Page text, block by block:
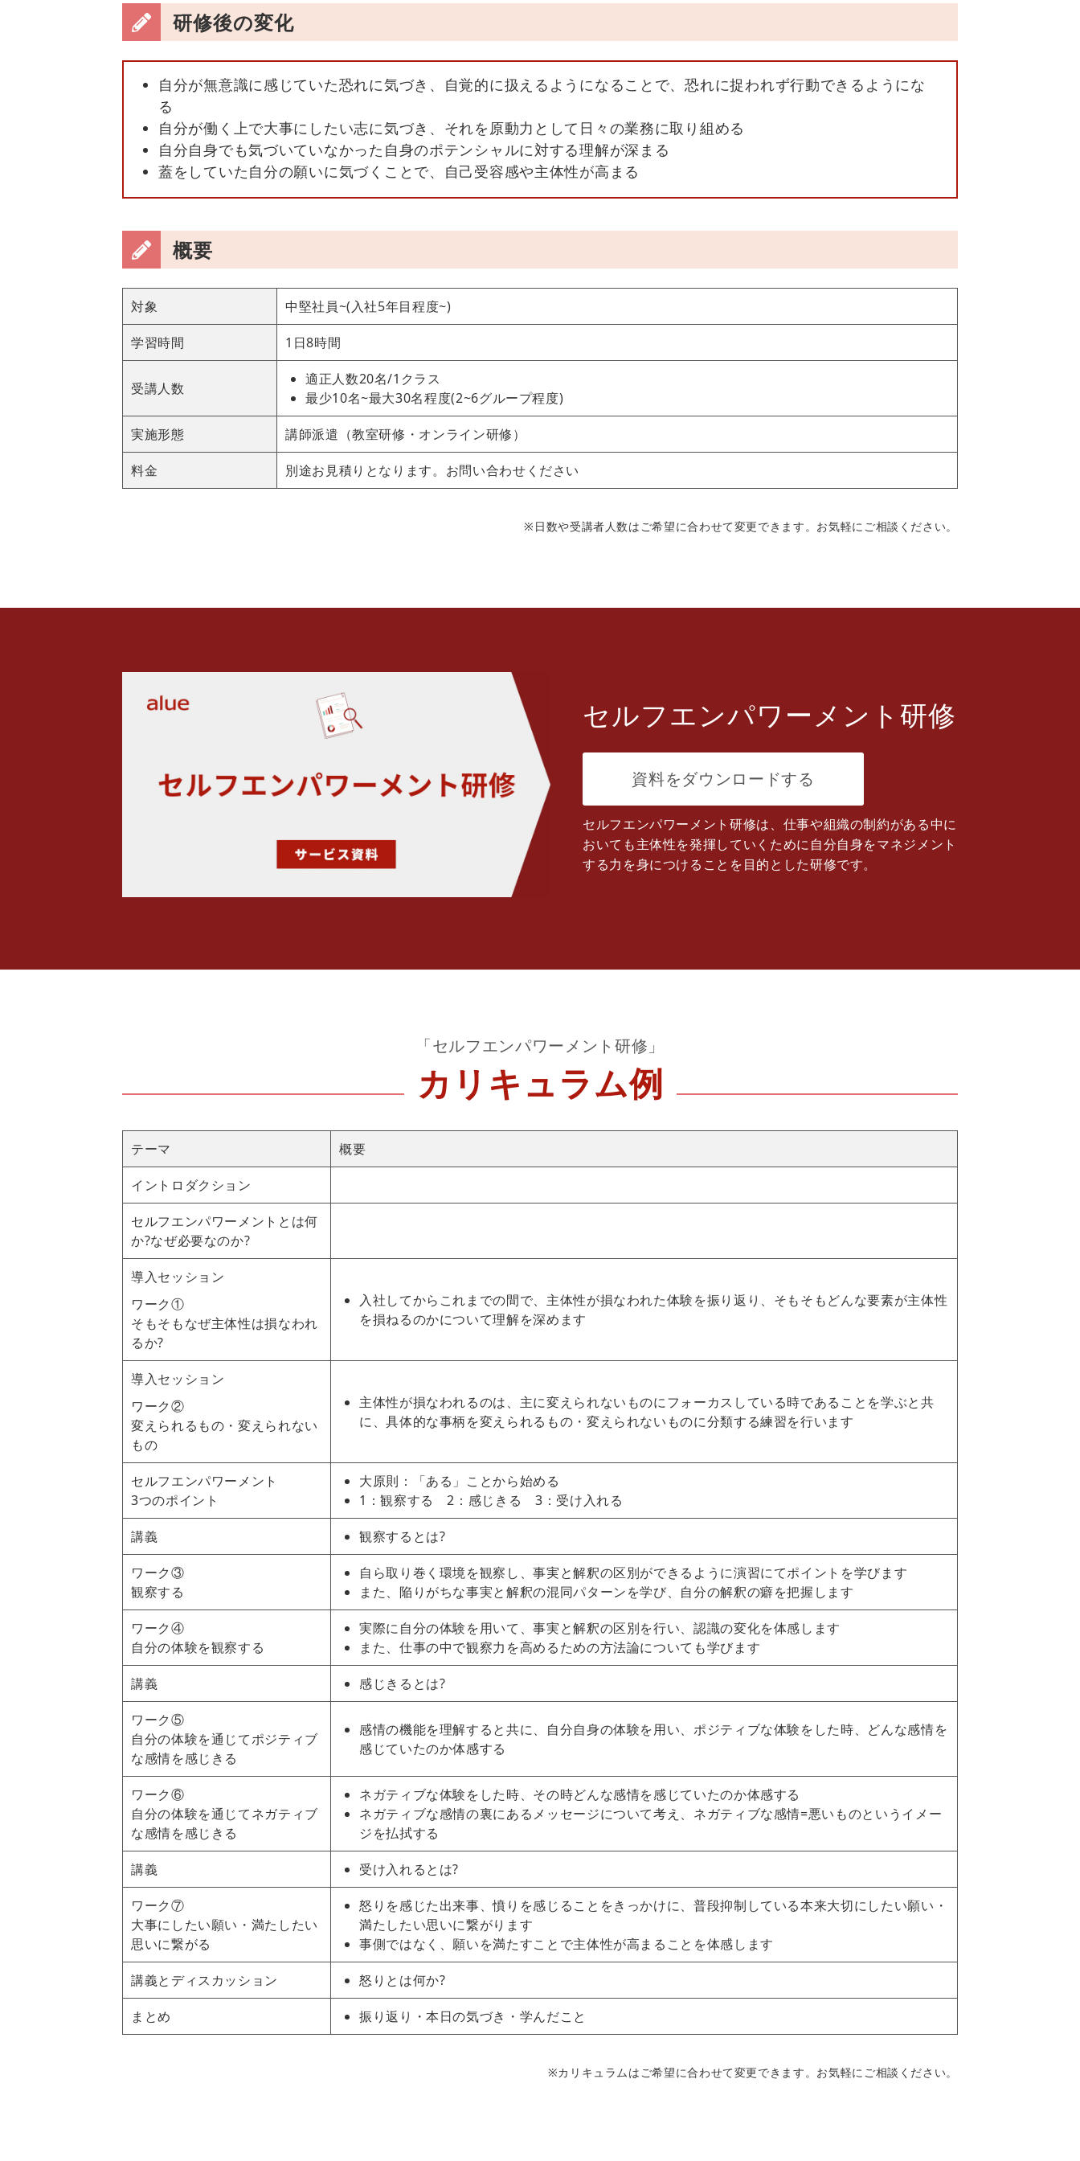
研修後の変化
自分が無意識に感じていた恐れに気づき、自覚的に扱えるようになることで、恐れに捉われず行動できるようにな
る
自分が働く上で大事にしたい志に気づき、それを原動力として日々の業務に取り組める
自分自身でも気づいていなかった自身のポテンシャルに対する理解が深まる
蓋をしていた自分の願いに気づくことで、自己受容感や主体性が高まる
概要
対象 中堅社員~(入社5年目程度~)
学習時間 1日8時間
受講人数
適正人数20名/1クラス
最少10名~最大30名程度(2~6グループ程度)
実施形態 講師派遣（教室研修・オンライン研修）
料金 別途お見積りとなります。お問い合わせください
※日数や受講者人数はご希望に合わせて変更できます。お気軽にご相談ください。
セルフエンパワーメント研修
資料をダウンロードする
セルフエンパワーメント研修は、仕事や組織の制約がある中に
おいても主体性を発揮していくために自分自身をマネジメント
する力を身につけることを目的とした研修です。
「セルフエンパワーメント研修」
カリキュラム例
テーマ 概要
イントロダクション
セルフエンパワーメントとは何
か?なぜ必要なのか?
導入セッション
ワーク①
そもそもなぜ主体性は損なわれ
るか?
入社してからこれまでの間で、主体性が損なわれた体験を振り返り、そもそもどんな要素が主体性
を損ねるのかについて理解を深めます
導入セッション
ワーク②
変えられるもの・変えられない
もの
主体性が損なわれるのは、主に変えられないものにフォーカスしている時であることを学ぶと共
に、具体的な事柄を変えられるもの・変えられないものに分類する練習を行います
セルフエンパワーメント
3つのポイント
大原則：「ある」ことから始める
1：観察する 2：感じきる 3：受け入れる
講義 観察するとは?
ワーク③
観察する
自ら取り巻く環境を観察し、事実と解釈の区別ができるように演習にてポイントを学びます
また、陥りがちな事実と解釈の混同パターンを学び、自分の解釈の癖を把握します
ワーク④
自分の体験を観察する
実際に自分の体験を用いて、事実と解釈の区別を行い、認識の変化を体感します
また、仕事の中で観察力を高めるための方法論についても学びます
講義 感じきるとは?
ワーク⑤
自分の体験を通じてポジティブ
な感情を感じきる
感情の機能を理解すると共に、自分自身の体験を用い、ポジティブな体験をした時、どんな感情を
感じていたのか体感する
ワーク⑥
自分の体験を通じてネガティブ
な感情を感じきる
ネガティブな体験をした時、その時どんな感情を感じていたのか体感する
ネガティブな感情の裏にあるメッセージについて考え、ネガティブな感情=悪いものというイメー
ジを払拭する
講義 受け入れるとは?
ワーク⑦
大事にしたい願い・満たしたい
思いに繋がる
怒りを感じた出来事、憤りを感じることをきっかけに、普段抑制している本来大切にしたい願い・
満たしたい思いに繋がります
事側ではなく、願いを満たすことで主体性が高まることを体感します
講義とディスカッション 怒りとは何か?
まとめ 振り返り・本日の気づき・学んだこと
※カリキュラムはご希望に合わせて変更できます。お気軽にご相談ください。